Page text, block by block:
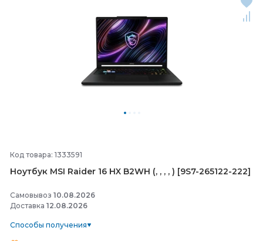
Код товара: 1333591
Ноутбук MSI Raider 16 HX B2WH (, , , , ) [9S7-265122-222]
Самовывоз 10.08.2026
Доставка 12.08.2026
Способы получения